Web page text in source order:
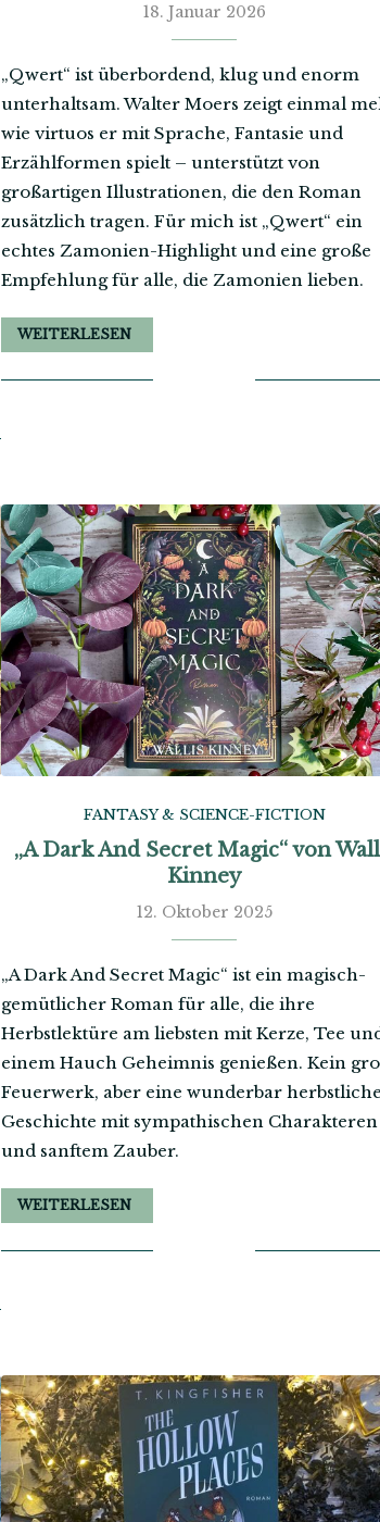
18. Januar 2026
„Qwert“ ist überbordend, klug und enorm
unterhaltsam. Walter Moers zeigt einmal
wie virtuos er mit Sprache, Fantasie und
Erzählformen spielt – unterstützt von
großartigen Illustrationen, die den Roman
zusätzlich tragen. Für mich ist „Qwert“ ein
echtes Zamonien-Highlight und eine große
Empfehlung für alle, die Zamonien lieben.
WEITERLESEN
FANTASY & SCIENCE-FICTION
„A Dark And Secret Magic“ von
Kinney
12. Oktober 2025
„A Dark And Secret Magic“ ist ein magisch-
gemütlicher Roman für alle, die ihre
Herbstlektüre am liebsten mit Kerze, Tee
einem Hauch Geheimnis genießen. Kein
Feuerwerk, aber eine wunderbar herbstliche
Geschichte mit sympathischen Charakteren
und sanftem Zauber.
WEITERLESEN